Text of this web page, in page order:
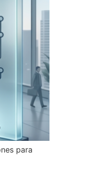
para